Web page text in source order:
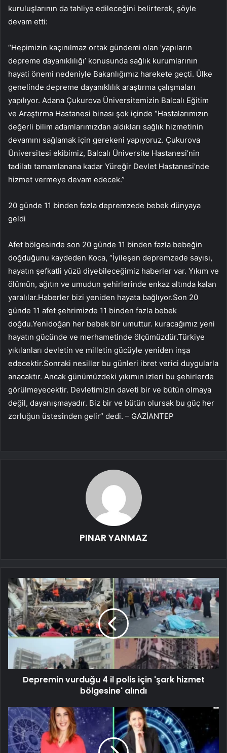
kuruluşlarının da tahliye edileceğini belirterek, şöyle
devam etti:
“Hepimizin kaçınılmaz ortak gündemi olan ‘yapıların
depreme dayanıklılığı’ konusunda sağlık kurumlarının
hayati önemi nedeniyle Bakanlığımız harekete geçti. Ülke
genelinde depreme dayanıklılık araştırma çalışmaları
yapılıyor. Adana Çukurova Üniversitemizin Balcalı Eğitim
ve Araştırma Hastanesi binası şok içinde “Hastalarımızın
değerli bilim adamlarımızdan aldıkları sağlık hizmetinin
devamını sağlamak için gerekeni yapıyoruz. Çukurova
Üniversitesi ekibimiz, Balcalı Üniversite Hastanesi’nin
tadilatı tamamlanana kadar Yüreğir Devlet Hastanesi’nde
hizmet vermeye devam edecek.”
20 günde 11 binden fazla depremzede bebek dünyaya
geldi
Afet bölgesinde son 20 günde 11 binden fazla bebeğin
doğduğunu kaydeden Koca, “İyileşen depremzede sayısı,
hayatın şefkatli yüzü diyebileceğimiz haberler var. Yıkım ve
ölümün, ağıtın ve umudun şehirlerinde enkaz altında kalan
yaralılar.Haberler bizi yeniden hayata bağlıyor.Son 20
günde 11 afet şehrimizde 11 binden fazla bebek
doğdu.Yenidoğan her bebek bir umuttur. kuracağımız yeni
hayatın gücünde ve merhametinde ölçümüzdür.Türkiye
yıkılanları devletin ve milletin gücüyle yeniden inşa
edecektir.Sonraki nesiller bu günleri ibret verici duygularla
anacaktır. Ancak günümüzdeki yıkımın izleri bu şehirlerde
görülmeyecektir. Devletimizin daveti bir ve bütün olmaya
değil, dayanışmayadır. Biz bir ve bütün olursak bu güç her
zorluğun üstesinden gelir” dedi. – GAZİANTEP
PINAR YANMAZ
Depremin vurduğu 4 il polis için 'şark hizmet
bölgesine' alındı